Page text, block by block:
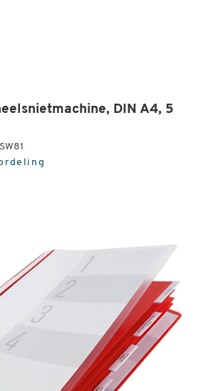
DIN A4, 5